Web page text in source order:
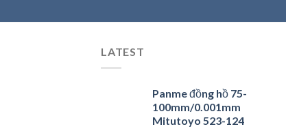
LATEST
Panme đồng hồ 75-
100mm/0.001mm
Mitutoyo 523-124